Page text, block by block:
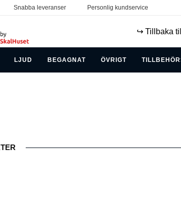
Snabba leveranser Personlig kundservice
↪️ Tillbaka
LJUD BEGAGNAT ÖVRIGT